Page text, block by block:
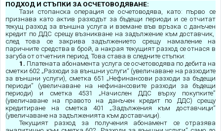
ПОДХОД И СТЪПКИ ЗА ОСЧЕТОВОДЯВАНЕ:
Тази стопанска операция се осчетоводява, като: първо се
признава като актив разходът за бъдещи периоди и се отчитат
текущ разход за външна услуга и вземане във връзка с данъчен
кредит по ДДС срещу възникване на задължение към доставчик,
след това се закрива задължението срещу намаление на
паричните средства в брой, а накрая текущият разход се отнася в
загуба от отчетния период. Това става в следните стъпки:
1. Платената абонамента услуга се осчетоводява по дебита на
сметки 602 „Разходи за външни услуги“ (увеличаване на разходите
за външни услуги), сметка 651 „Нефинансови разходи за бъдещи
периоди” (увеличаване на нефинансовите разходи за бъдещи
периоди) и сметка 4531 „Начислен ДДС върху покупките”
(увеличаване на правото на данъчен кредит по ДДС) срещу
кредитиране на сметка 401 „Задължения към доставчици“
(увеличаване на задълженията към доставчици).
Текущият разход за получения абонамент се отразява